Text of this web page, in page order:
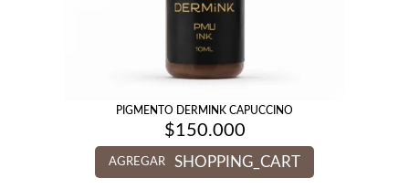
PIGMENTO DERMINK CAPUCCINO
$150.000
AGREGAR SHOPPING_CART